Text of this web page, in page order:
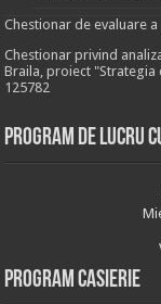
Chestionar de evaluare
Chestionar privind
Braila, proiect "Strategia
125782
Program de lucru
Program casierie